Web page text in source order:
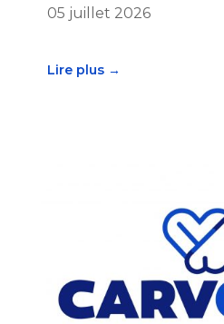
05 juillet 2026
Lire plus →